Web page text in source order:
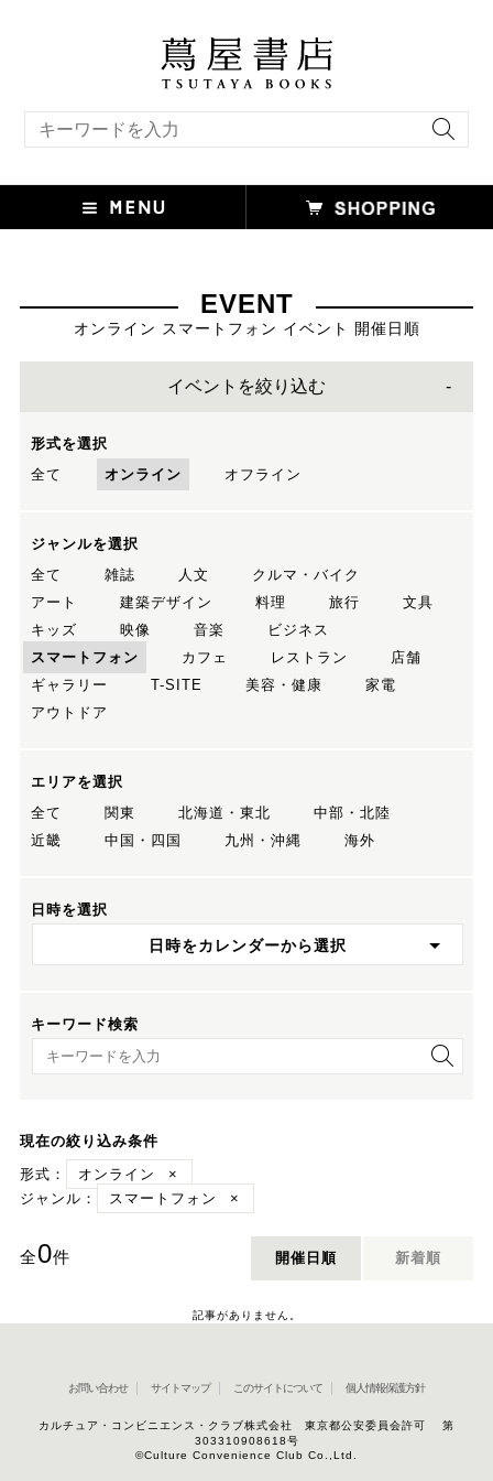
EVENT
オンライン スマートフォン イベント 開催日順
イベントを絞り込む
形式を選択
全て
オンライン オフライン
ジャンルを選択
全て
雑誌 人文
クルマ・バイク
アート
建築デザイン 料理 旅行
文具
キッズ
映像 音楽
ビジネス
スマートフォン
カフェ レストラン
店舗
ギャラリー
T-SITE 美容・健康
家電
アウトドア
エリアを選択
全て
関東 北海道・東北
中部・北陸
近畿
中国・四国 九州・沖縄 海外
日時を選択
日時をカレンダーから選択
キーワード検索
キーワード検索
現在の絞り込み条件
形式：
オンライン
×
ジャンル：
スマートフォン ×
全0件 開催日順 新着順
記事がありません。
お問い合わせ サイトマップ このサイトについて 個人情報保護方針
カルチュア・コンビニエンス・クラブ株式会社 東京都公安委員会許可 第
303310908618号
©Culture Convenience Club Co.,Ltd.